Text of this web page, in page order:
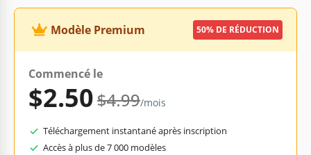
Modèle Premium 50% DE RÉDUCTION
Commencé le
$2.50$4.99/mois
Téléchargement instantané après inscription
Accès à plus de 7 000 modèles